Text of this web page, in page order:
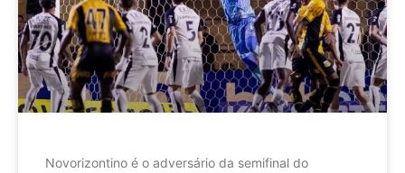
Novorizontino é o adversário da semifinal do